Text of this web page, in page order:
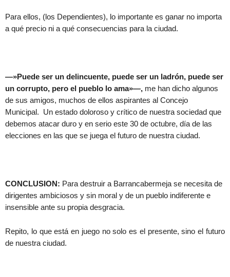
Para ellos, (los Dependientes), lo importante es ganar no importa
a qué precio ni a qué consecuencias para la ciudad.
—»Puede ser un delincuente, puede ser un ladrón, puede ser
un corrupto, pero el pueblo lo ama»—, me han dicho algunos
de sus amigos, muchos de ellos aspirantes al Concejo
Municipal. Un estado doloroso y crítico de nuestra sociedad que
debemos atacar duro y en serio este 30 de octubre, día de las
elecciones en las que se juega el futuro de nuestra ciudad.
CONCLUSION: Para destruir a Barrancabermeja se necesita de
dirigentes ambiciosos y sin moral y de un pueblo indiferente e
insensible ante su propia desgracia.
Repito, lo que está en juego no solo es el presente, sino el futuro
de nuestra ciudad.